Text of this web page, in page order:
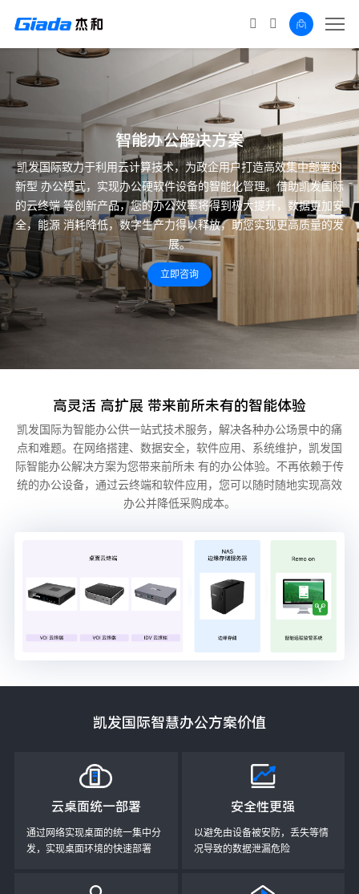
智能办公解决方案
凯发国际致力于利用云计算技术，为政企用户打造高效集中部署的
新型 办公模式，实现办公硬软件设备的智能化管理。借助凯发国际
的云终端等创新产品，您的办公效率将得到极大提升，数据更加安
全，能源 消耗降低，数字生产力得以释放，助您实现更高质量的发
展。
立即咨询
高灵活 高扩展 带来前所未有的智能体验
凯发国际为智能办公供一站式技术服务，解决各种办公场景中的痛
点和难题。在网络搭建、数据安全，软件应用、系统维护，凯发国
际智能办公解决方案为您带来前所未 有的办公体验。不再依赖于传
统的办公设备，通过云终端和软件应用，您可以随时随地实现高效
办公并降低采购成本。
多样性 适应性 满足各行业办公需求
计算能力、安全保护、灵活接入、多屏互联和节能环保等特点，提
凯发国际智慧办公方案价值
云桌面统一部署
通过网络实现桌面的统一集中分
发，实现桌面环境的快速部署
安全性更强
以避免由设备被安防，丢失等情
况导致的数据泄漏危险